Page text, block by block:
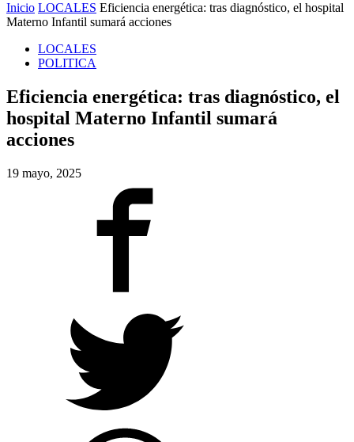
Inicio LOCALES Eficiencia energética: tras diagnóstico, el hospital
Materno Infantil sumará acciones
LOCALES
POLITICA
Eficiencia energética: tras diagnóstico, el
hospital Materno Infantil sumará
acciones
19 mayo, 2025